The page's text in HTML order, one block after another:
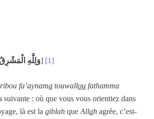
وَلِلَّهِ الْمَشْرِقُ] [1]
fa’aynama touwallou fathamma
: où que vous vous orientiez dans
là est la qiblah que Allah agrée, c’est-